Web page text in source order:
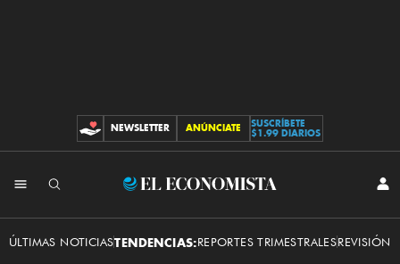
CONTRIBUCIONES
NEWSLETTER ANÚNCIATE
SUSCRÍBETE
$1.99 DIARIOS
El
ÚLTIMAS NOTICIASTENDENCIAS:REPORTES TRIMESTRALESREVISIÓN